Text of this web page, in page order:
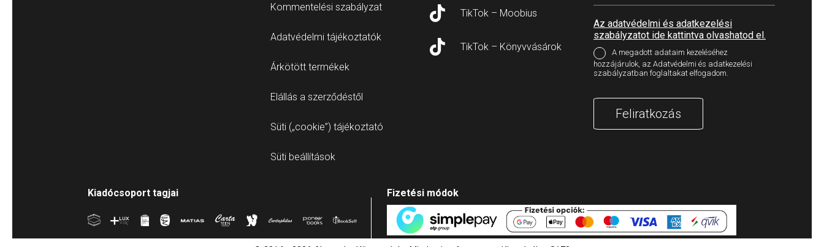
Kommentelési szabályzat
Adatvédelmi tájékoztatók
Árkötött termékek
Elállás a szerződéstől
Süti („cookie”) tájékoztató
Süti beállítások
TikTok – Moobius
TikTok – Könyvvásárok
Az adatvédelmi és adatkezelési
szabályzatot ide kattintva olvashatod el.
A megadott adataim kezeléséhez
hozzájárulok, az Adatvédelmi és adatkezelési
szabályzatban foglaltakat elfogadom.
Feliratkozás
Kiadócsoport tagjai Fizetési módok